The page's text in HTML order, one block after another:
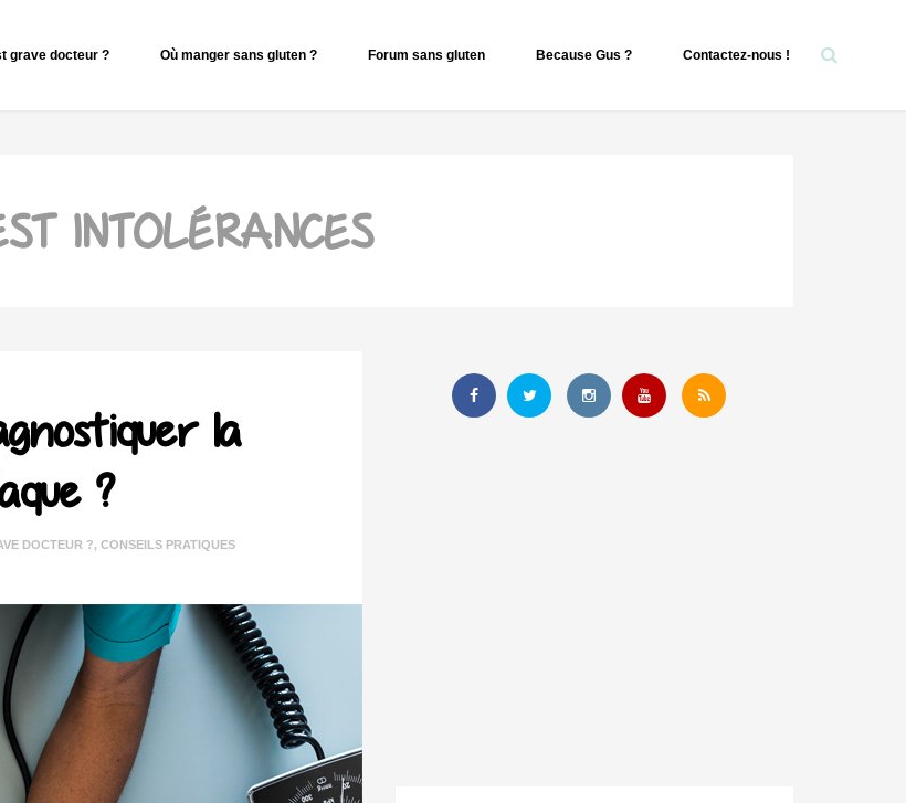
grave docteur ? Où manger sans gluten ? Forum sans gluten Because Gus ? Contactez-nous !
INTOLÉRANCES
la
?
DOCTEUR ?, CONSEILS PRATIQUES